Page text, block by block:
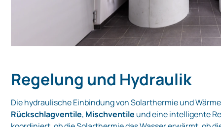
Regelung und Hydraulik
Die hydraulische Einbindung von Solarthermie und
Rückschlagventile, Mischventile und eine intelligente